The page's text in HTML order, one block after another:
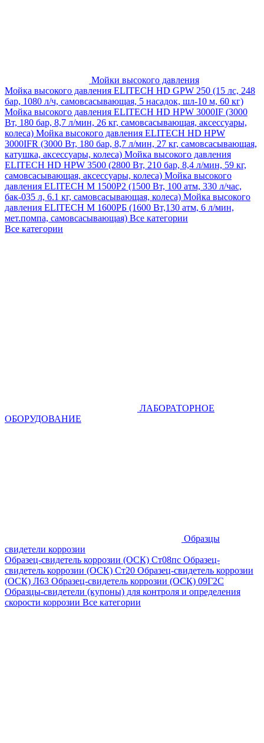
Мойки высокого давления
Мойка высокого давления ELITECH HD GPW 250 (15 лс, 248
бар, 1080 л/ч, самовсасывающая, 5 насадок, шл-10 м, 60 кг)
Мойка высокого давления ELITECH HD HPW 3000IF (3000
Вт, 180 бар, 8,7 л/мин, 26 кг, самовсасывающая, аксессуары,
колеса) Мойка высокого давления ELITECH HD HPW
3000IFR (3000 Вт, 180 бар, 8,7 л/мин, 27 кг, самовсасывающая,
катушка, аксессуары, колеса) Мойка высокого давления
ELITECH HD HPW 3500 (2800 Вт, 210 бар, 8,4 л/мин, 59 кг,
самовсасывающая, аксессуары, колеса) Мойка высокого
давления ELITECH M 1500P2 (1500 Вт, 100 атм, 330 л/час,
бак-035 л, 6.1 кг, самовсасывающая, колеса) Мойка высокого
давления ELITECH М 1600РБ (1600 Вт,130 атм, 6 л/мин,
мет.помпа, самовсасывающая) Все категории
Все категории
ЛАБОРАТОРНОЕ
ОБОРУДОВАНИЕ
Образцы
свидетели коррозии
Образец-свидетель коррозии (ОСК) Ст08пс Образец-
свидетель коррозии (ОСК) Ст20 Образец-свидетель коррозии
(ОСК) Л63 Образец-свидетель коррозии (ОСК) 09Г2С
Образцы-свидетели (купоны) для контроля и определения
скорости коррозии Все категории